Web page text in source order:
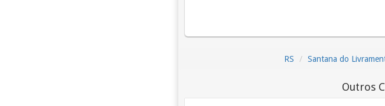
RS Santana do
Outros